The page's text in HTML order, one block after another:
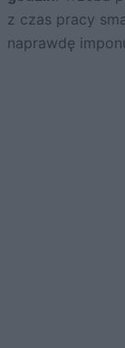
z czas pracy
naprawdę